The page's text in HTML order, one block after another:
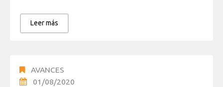
Leer más
AVANCES
01/08/2020